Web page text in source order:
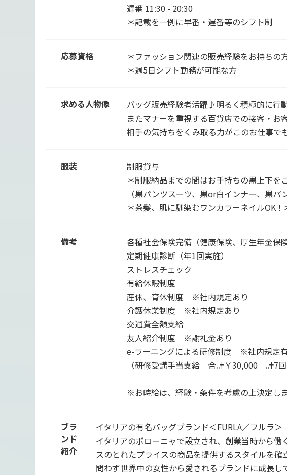
遅番 11:30 - 20:30
＊記載を一例に早番・遅番等のシフト制
応募資格
＊ファッション関連の販売経験をお持ちの
＊週5日シフト勤務が可能な方
求める人物像
バッグ販売経験者活躍♪明るく積極的に行
またマナーを重視する百貨店での接客・お
相手の気持ちをくみ取る力がこのお仕事で
服装
制服貸与
＊制服納品までの間はお手持ちの黒上下を
（黒パンツスーツ、黒or白インナー、黒パ
＊茶髪、肌に馴染むワンカラーネイルOK
備考
各種社会保険完備（健康保険、厚生年金保
定期健康診断（年1回実施）
ストレスチェック
有給休暇制度
産休、育休制度 ※社内規定あり
介護休業制度 ※社内規定あり
交通費全額支給
友人紹介制度 ※謝礼金あり
e-ラーニングによる研修制度 ※社内規定
（研修受講手当支給 合計￥30,000 計7回
※お時給は、経験・条件を考慮の上決定し
ブラ
ンド
紹介
イタリアの有名バッグブランド＜FURLA／フルラ＞
イタリアのボローニャで設立され、創業当時から
スのとれたプライスの商品を提供するスタイルを
問わず世界中の女性から愛されるブランドに成長し